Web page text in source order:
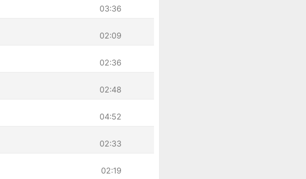
03:36
02:09
02:36
02:48
04:52
02:33
02:19